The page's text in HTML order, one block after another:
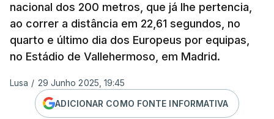
nacional dos 200 metros, que já lhe pertencia,
ao correr a distância em 22,61 segundos, no
quarto e último dia dos Europeus por equipas,
no Estádio de Vallehermoso, em Madrid.
Lusa / 29 Junho 2025, 19:45
ADICIONAR COMO FONTE INFORMATIVA